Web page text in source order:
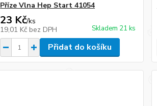
Příze Vlna Hep Start 41054
23 Kč/ks
19,01 Kč bez DPH Skladem 21 ks
Přidat do košíku